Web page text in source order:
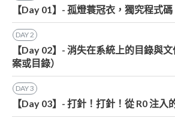
【Day 01】- 孤燈蓑冠衣，獨究程式
DAY2
【Day 02】- 消失在系統上的目錄與
案或目錄）
DAY3
【Day 03】- 打針！打針！從 R0 注入